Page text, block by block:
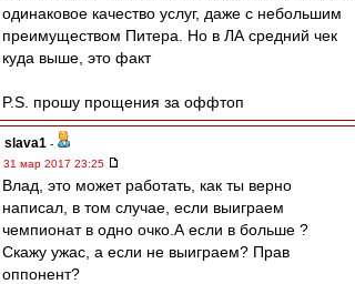
одинаковое качество услуг, даже с небольшим
преимуществом Питера. Но в ЛА средний чек
куда выше, это факт
P.S. прошу прощения за оффтоп
slava1 -
31 мар 2017 23:25
Влад, это может работать, как ты верно
написал, в том случае, если выиграем
чемпионат в одно очко.А если в больше ?
Скажу ужас, а если не выиграем? Прав
оппонент?